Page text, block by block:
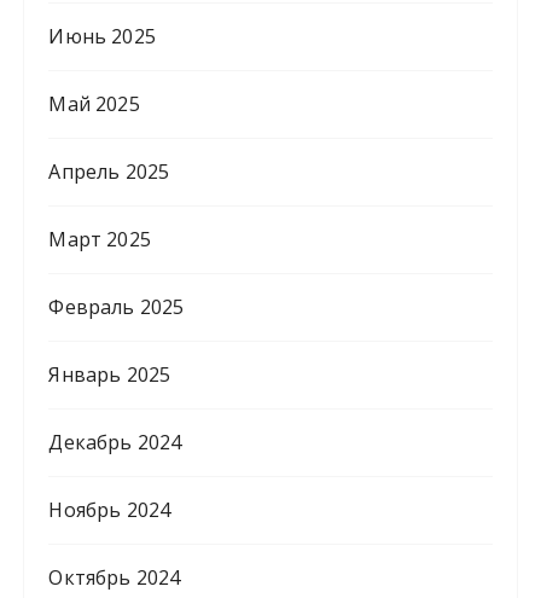
Июнь 2025
Май 2025
Апрель 2025
Март 2025
Февраль 2025
Январь 2025
Декабрь 2024
Ноябрь 2024
Октябрь 2024